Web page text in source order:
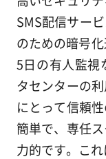
SMS配信サー
のための暗号
5日の有人監視
タセンターの
にとって信頼
簡単で、専任
力的です。こ